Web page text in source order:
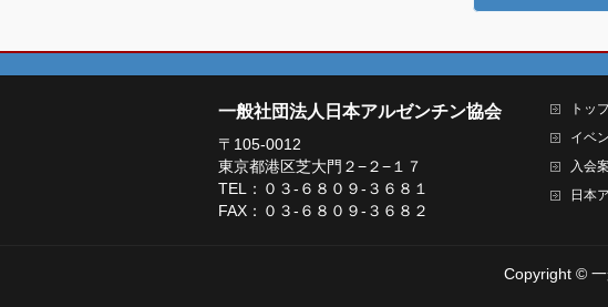
一般社団法人日本アルゼンチン協会
〒105-0012
東京都港区芝大門２−２−１７
TEL：０３-６８０９-３６８１
FAX：０３-６８０９-３６８２
トッ
イベ
入会
日本
Copyright ©